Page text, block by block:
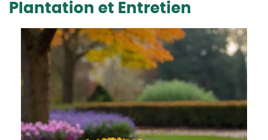
Plantation et Entretien